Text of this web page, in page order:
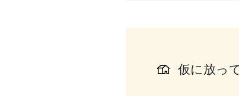
仮に放っ